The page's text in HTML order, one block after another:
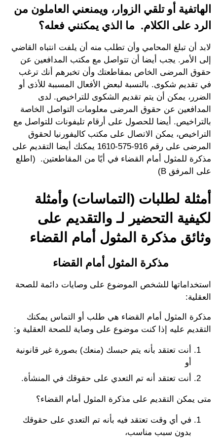
الهاتفية أو تلقي الزوار، ويمنعني العاملون من
الرد على الكلام. ما الذي يمكنني فعله؟
لابد أن تبلغ المحامي وأن تطلب منه أن يلفت انتباه القاضي
إلى الأمر. يجب أيضا أن تتواصل مع مكتب المدافعين عن
حقوق المرضى الخاص بمقاطعتك وأن تخبرهم أنك ترغب
في تقديم شكوى. بالنسبة لبعض الأفعال المسببة للأذى أو
الضرر، يمكن أن يتم تقديم الشكوى للتراخيص. لدى
المدافعين عن حقوق المرضى معلومات التواصل الخاصة
بالتراخيص. أيضا للحصول على أرقام تليفونات للتواصل مع
التراخيص، يمكن الاتصال على مكتب كاليفورنيا لحقوق
المرضى على رقم 916-575-1610 يمكنك أيضا التقديم على
مذكرة للمثول أمام القضاء في أيًا من المقاطعتين. (اطلع
على المرفق B)
أمثلة لطلبات (التماسات) وأمثلة
لكيفية التحضير لـ والتقديم على
وثائق مذكرة المثول أمام القضاء
مذكرة المثول أمام القضاء
استخداماتها للشخص الموضوع على وصايات دائمة للصحة
العقلية:
مذكرة المثول أمام القضاء هي طلب أو التماس يمكنك
التقديم عليه إذا كنت موضوع على وصاية للصحة العقلية و:
أنت تعتقد بأنه يتم حبسك (منعك) بصورة غير قانونية
أو
أنت تعتقد أنه تم التعدي على حقوقك في المنشأة.
متى يمكن التقديم على مذكرة المثول أمام القضاء؟
في أي وقت تعتقد فيه بأنه تم التعدي على حقوقك
بدون سبب مناسب،